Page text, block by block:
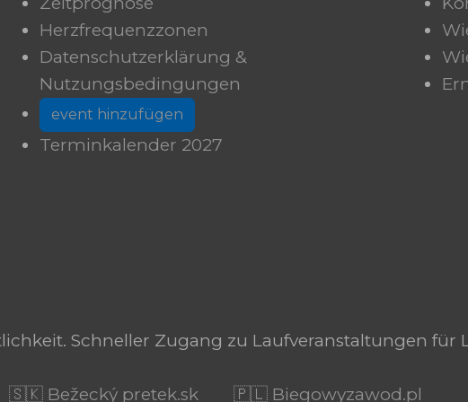
Herzfrequenzzonen
Datenschutzerklärung &
Nutzungsbedingungen
event hinzufügen
Terminkalender 2027
Schneller Zugang zu Laufveranstaltungen für
🇸🇰 Bežecký pretek.sk 🇵🇱 Biegowyzawod.pl